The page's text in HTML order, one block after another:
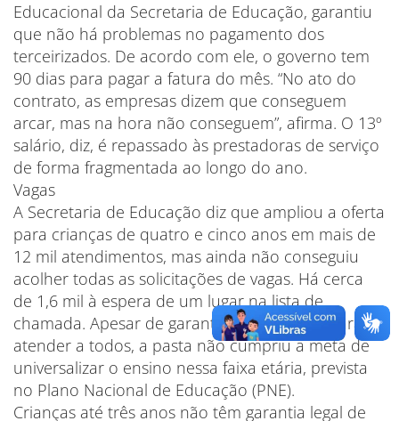
Educacional da Secretaria de Educação, garantiu
que não há problemas no pagamento dos
terceirizados. De acordo com ele, o governo tem
90 dias para pagar a fatura do mês. “No ato do
contrato, as empresas dizem que conseguem
arcar, mas na hora não conseguem”, afirma. O 13º
salário, diz, é repassado às prestadoras de serviço
de forma fragmentada ao longo do ano.
Vagas
A Secretaria de Educação diz que ampliou a oferta
para crianças de quatro e cinco anos em mais de
12 mil atendimentos, mas ainda não conseguiu
acolher todas as solicitações de vagas. Há cerca
de 1,6 mil à espera de um lugar na lista de
chamada. Apesar de garantir que trabalha para
atender a todos, a pasta não cumpriu a meta de
universalizar o ensino nessa faixa etária, prevista
no Plano Nacional de Educação (PNE).
Crianças até três anos não têm garantia legal de